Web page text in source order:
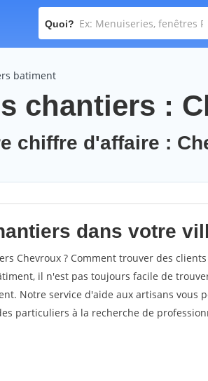
Quoi?
batiment
chantiers :
chiffre d'affaire :
dans votre
Chevroux ? Comment trouver des
il n'est pas toujours facile de
Notre service d'aide aux artisans vous
particuliers à la recherche de